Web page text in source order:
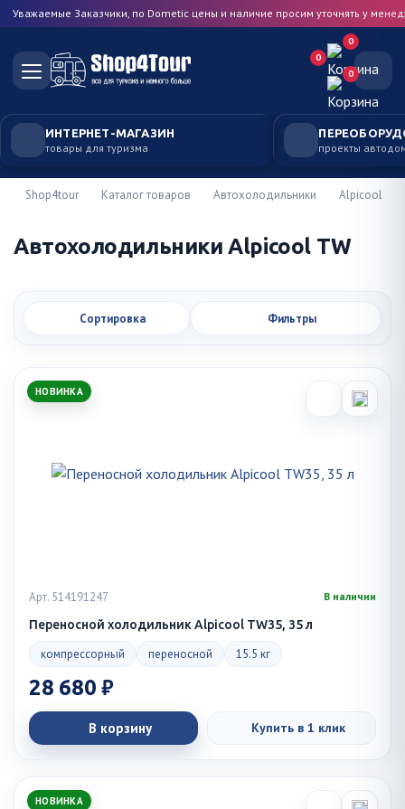
Уважаемые Заказчики, по Dometic цены и наличие просим уточнять у
0
0
0
ИНТЕРНЕТ-МАГАЗИН
товары для туризма проекты
Shop4tour Каталог товаров Автохолодильники Alpicool
Автохолодильники Alpicool TW
Сортировка Фильтры
НОВИНКА
Арт. 514191247 В наличии
Переносной холодильник Alpicool TW35, 35 л
компрессорный переносной 15.5 кг
28 680 ₽
В корзину Купить в 1 клик
НОВИНКА